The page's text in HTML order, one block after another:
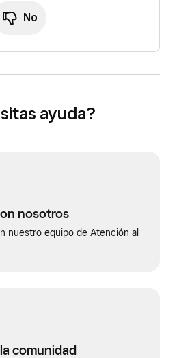
No
ayuda?
nosotros
nuestro equipo de Atención al
comunidad